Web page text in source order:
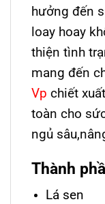
hưởng đến
loay hoay
thiện tình
mang đến
Vp chiết
toàn cho
ngủ
Thành
Lá sen